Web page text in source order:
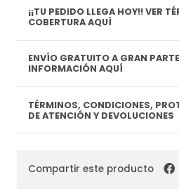
¡¡TU PEDIDO LLEGA HOY!! VER TÉRMINOS Y
COBERTURA AQUÍ
ENVÍO GRATUITO A GRAN PARTE
INFORMACIÓN AQUÍ
TÉRMINOS, CONDICIONES,
DE ATENCIÓN Y DEVOLUCIONES
Compartir este producto